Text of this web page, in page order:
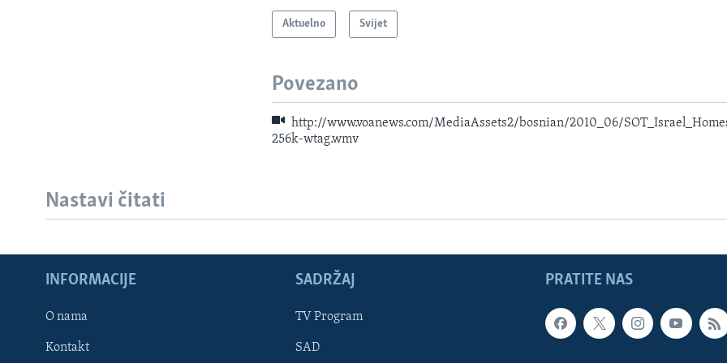
Learning English
Aktuelno Svijet
Povezano
http://www.voanews.com/MediaAssets2/bosnian/2010_06/
256k-wtag.wmv
Nastavi čitati
PRATITE NAS
INFORMACIJE
O nama
Kontakt
SADRŽAJ
TV Program
SAD